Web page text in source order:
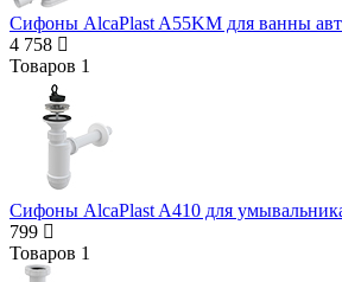
Сифоны AlcaPlast A55KM для ванны
4 758
Товаров 1
Cифоны AlcaPlast A410 для
799
Товаров 1